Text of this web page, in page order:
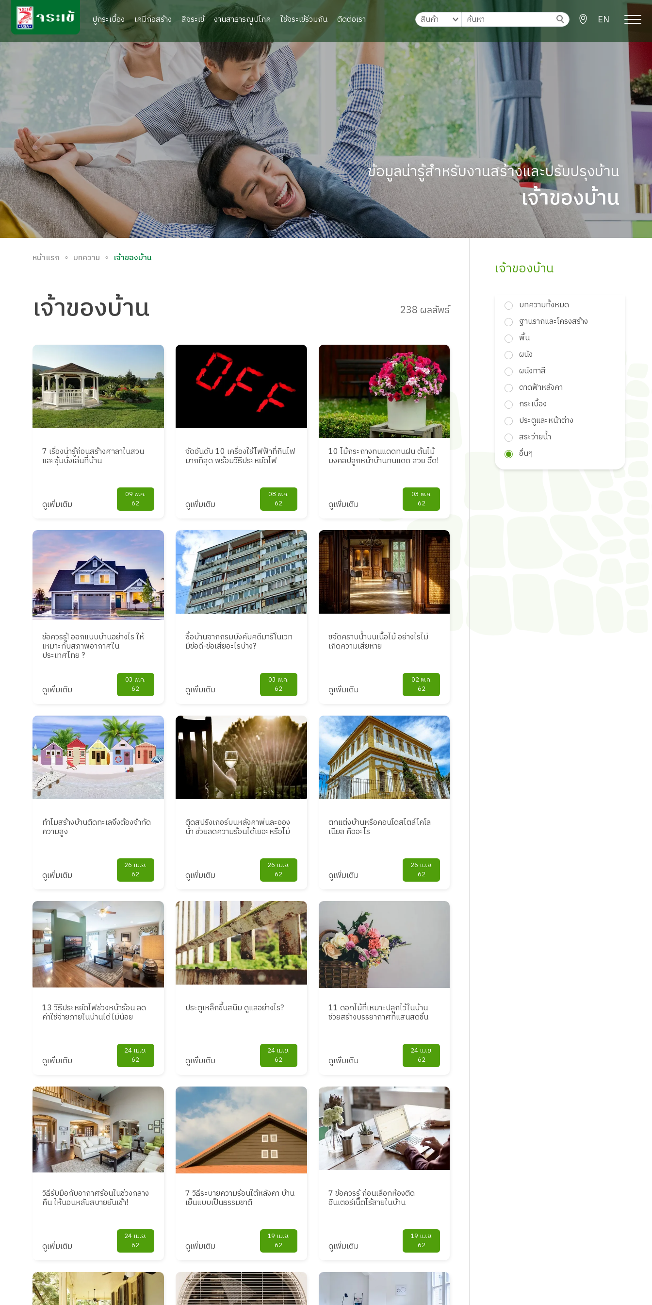
ปูกระเบื้อง เคมีก่อสร้าง สีจระเข้ งานสาธารณูปโภค ใช้จระเข้ร่วมกัน ติดต่อเรา EN
ข้อมูลน่ารู้สำหรับงานสร้างและปรับปรุงบ้าน
เจ้าของบ้าน
หน้าแรก ∘ บทความ ∘ เจ้าของบ้าน
เจ้าของบ้าน 238 ผลลัพธ์
7 เรื่องน่ารู้ก่อนสร้างศาลาในสวน
และซุ้มนั่งเล่นที่บ้าน
ดูเพิ่มเติม
09 พ.ค.
62
จัดอันดับ 10 เครื่องใช้ไฟฟ้าที่กินไฟ
มากที่สุด พร้อมวิธีประหยัดไฟ
ดูเพิ่มเติม
08 พ.ค.
62
10 ไม้กระถางทนแดดทนฝน ต้นไม้
มงคลปลูกหน้าบ้านทนแดด สวย อึด!
ดูเพิ่มเติม
03 พ.ค.
62
ข้อควรรู้! ออกแบบบ้านอย่างไร ให้
เหมาะกับสภาพอากาศใน
ประเทศไทย ?
ดูเพิ่มเติม
03 พ.ค.
62
ซื้อบ้านจากกรมบังคับคดีมารีโนเวท
มีข้อดี-ข้อเสียอะไรบ้าง?
ดูเพิ่มเติม
03 พ.ค.
62
ขจัดคราบน้ำบนเนื้อไม้ อย่างไรไม่
เกิดความเสียหาย
ดูเพิ่มเติม
02 พ.ค.
62
ทำไมสร้างบ้านติดทะเลจึงต้องจำกัด
ความสูง
ดูเพิ่มเติม
26 เม.ย.
62
ติดสปริงเกอร์บนหลังคาพ่นละออง
น้ำ ช่วยลดความร้อนได้เยอะหรือไม่
ดูเพิ่มเติม
26 เม.ย.
62
ตกแต่งบ้านหรือคอนโดสไตล์โคโล
เนียล คืออะไร
ดูเพิ่มเติม
26 เม.ย.
62
13 วิธีประหยัดไฟช่วงหน้าร้อน ลด
ค่าใช้จ่ายภายในบ้านได้ไม่น้อย
ดูเพิ่มเติม
24 เม.ย.
62
ประตูเหล็กขึ้นสนิม ดูแลอย่างไร?
ดูเพิ่มเติม
24 เม.ย.
62
11 ดอกไม้ที่เหมาะปลูกไว้ในบ้าน
ช่วยสร้างบรรยากาศที่แสนสดชื่น
ดูเพิ่มเติม
24 เม.ย.
62
วิธีรับมือกับอากาศร้อนในช่วงกลาง
คืน ให้นอนหลับสบายยันเช้า!
ดูเพิ่มเติม
24 เม.ย.
62
7 วิธีระบายความร้อนใต้หลังคา บ้าน
เย็นแบบเป็นธรรมชาติ
ดูเพิ่มเติม
19 เม.ย.
62
7 ข้อควรรู้ ก่อนเลือกห้องติด
อินเตอร์เน็ตไร้สายในบ้าน
ดูเพิ่มเติม
19 เม.ย.
62
เจ้าของบ้าน
บทความทั้งหมด
ฐานรากและโครงสร้าง
พื้น
ผนัง
ผนังทาสี
ดาดฟ้าหลังคา
กระเบื้อง
ประตูและหน้าต่าง
สระว่ายน้ำ
อื่นๆ